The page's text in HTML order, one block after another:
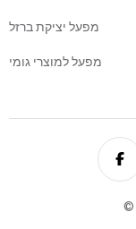
מפעל יציקת ברזל
מפעל למוצרי גומי